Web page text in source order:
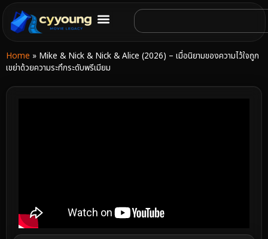
Home » Mike & Nick & Nick & Alice (2026) – เมื่อนิยามของความไว้ใจถูก
เขย่าด้วยความระทึกระดับพรีเมียม